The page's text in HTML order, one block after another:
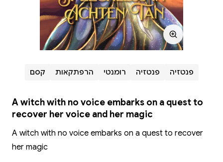
פנטזיה פנטזיה רומנטי הרפתקאות קסם
A witch with no voice embarks on a quest to
recover her voice and her magic
A witch with no voice embarks on a quest to recover
her magic